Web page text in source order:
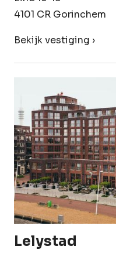
4101 CR Gorinchem
Bekijk vestiging ›
Lelystad